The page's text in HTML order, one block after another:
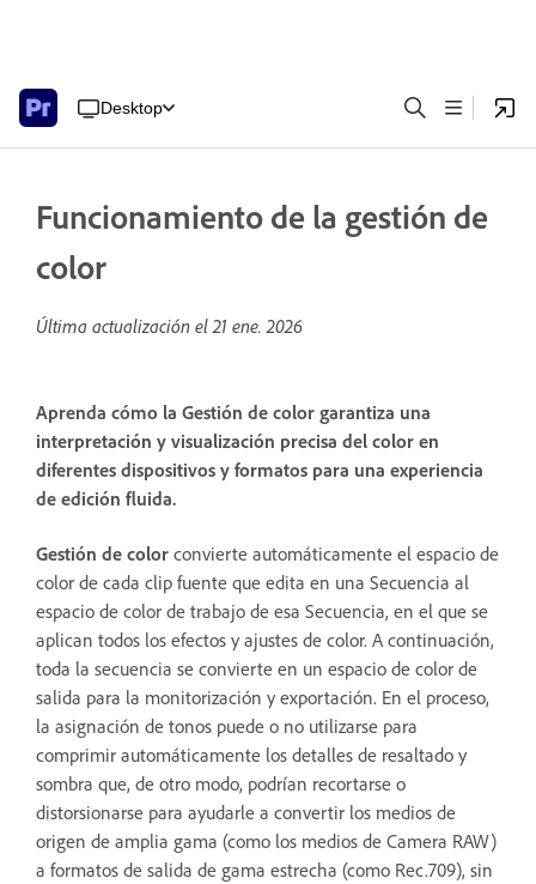
Desktop
Funcionamiento de la gestión de
color
Última actualización el21 ene. 2026
Aprenda cómo la Gestión de color garantiza una
interpretación y visualización precisa del color en
diferentes dispositivos y formatos para una experiencia
de edición fluida.
Gestión de color convierte automáticamente el espacio de
color de cada clip fuente que edita en una Secuencia al
espacio de color de trabajo de esa Secuencia, en el que se
aplican todos los efectos y ajustes de color. A continuación,
toda la secuencia se convierte en un espacio de color de
salida para la monitorización y exportación. En el proceso,
la asignación de tonos puede o no utilizarse para
comprimir automáticamente los detalles de resaltado y
sombra que, de otro modo, podrían recortarse o
distorsionarse para ayudarle a convertir los medios de
origen de amplia gama (como los medios de Camera RAW)
a formatos de salida de gama estrecha (como Rec.709), sin